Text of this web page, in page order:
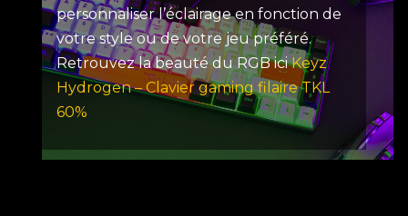
personnaliser l’éclairage en fonction de
votre style ou de votre jeu préféré.
Retrouvez la beauté du RGB iciKeyz
Hydrogen – Clavier gaming filaire TKL
60%